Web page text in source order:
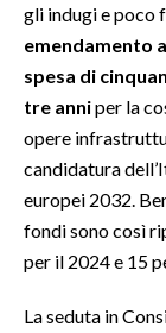
SARDEGNA
SARDI NEL MONDO
NOTIZIE
EVENTI
#CARAUNIONE
3 MINUTI CON
INSULARITÀ
gli indugi e poco
emendamento
spesa di
tre anniper la
opere
candidatura
europei 2032.
fondi sono così
per il 2024 e 15
La seduta in